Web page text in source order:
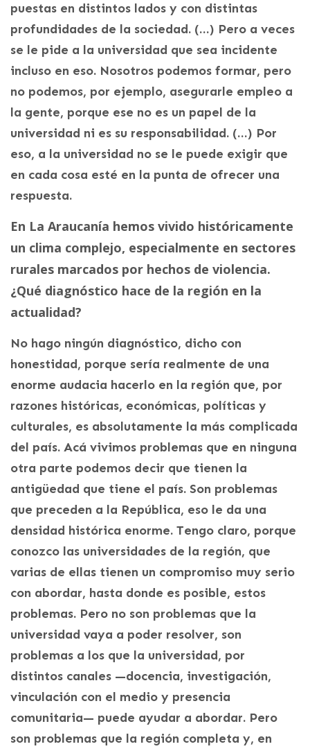
puestas en distintos lados y con distintas
profundidades de la sociedad. (…) Pero a veces
se le pide a la universidad que sea incidente
incluso en eso. Nosotros podemos formar, pero
no podemos, por ejemplo, asegurarle empleo a
la gente, porque ese no es un papel de la
universidad ni es su responsabilidad. (…) Por
eso, a la universidad no se le puede exigir que
en cada cosa esté en la punta de ofrecer una
respuesta.
En La Araucanía hemos vivido históricamente
un clima complejo, especialmente en sectores
rurales marcados por hechos de violencia.
¿Qué diagnóstico hace de la región en la
actualidad?
No hago ningún diagnóstico, dicho con
honestidad, porque sería realmente de una
enorme audacia hacerlo en la región que, por
razones históricas, económicas, políticas y
culturales, es absolutamente la más complicada
del país. Acá vivimos problemas que en ninguna
otra parte podemos decir que tienen la
antigüedad que tiene el país. Son problemas
que preceden a la República, eso le da una
densidad histórica enorme. Tengo claro, porque
conozco las universidades de la región, que
varias de ellas tienen un compromiso muy serio
con abordar, hasta donde es posible, estos
problemas. Pero no son problemas que la
universidad vaya a poder resolver, son
problemas a los que la universidad, por
distintos canales —docencia, investigación,
vinculación con el medio y presencia
comunitaria— puede ayudar a abordar. Pero
son problemas que la región completa y, en